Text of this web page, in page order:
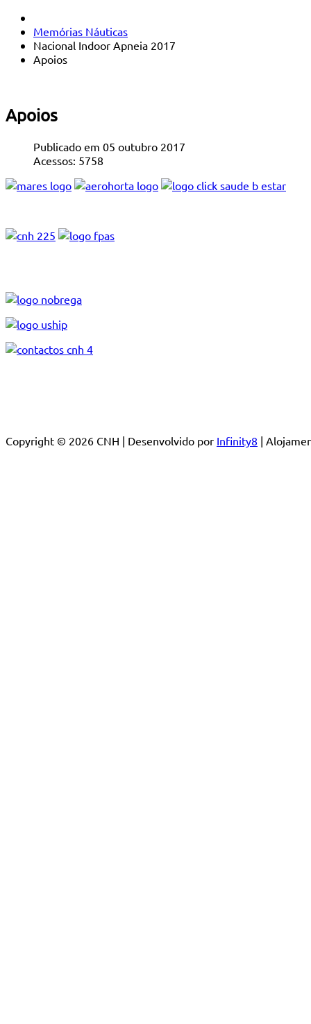
Memórias Náuticas
Nacional Indoor Apneia 2017
Apoios
Apoios
Publicado em 05 outubro 2017
Acessos: 5758
Copyright © 2026 CNH | Desenvolvido por Infinity8 |